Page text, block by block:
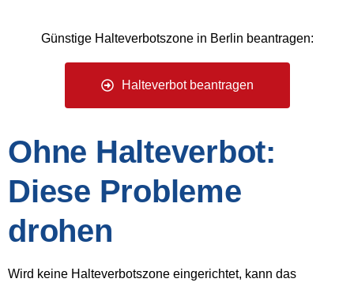
Günstige Halteverbotszone in Berlin beantragen:
Halteverbot beantragen
Ohne Halteverbot:
Diese Probleme
drohen
Wird keine Halteverbotszone eingerichtet, kann das